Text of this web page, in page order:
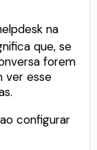
na
que, se
forem
ver esse
configurar